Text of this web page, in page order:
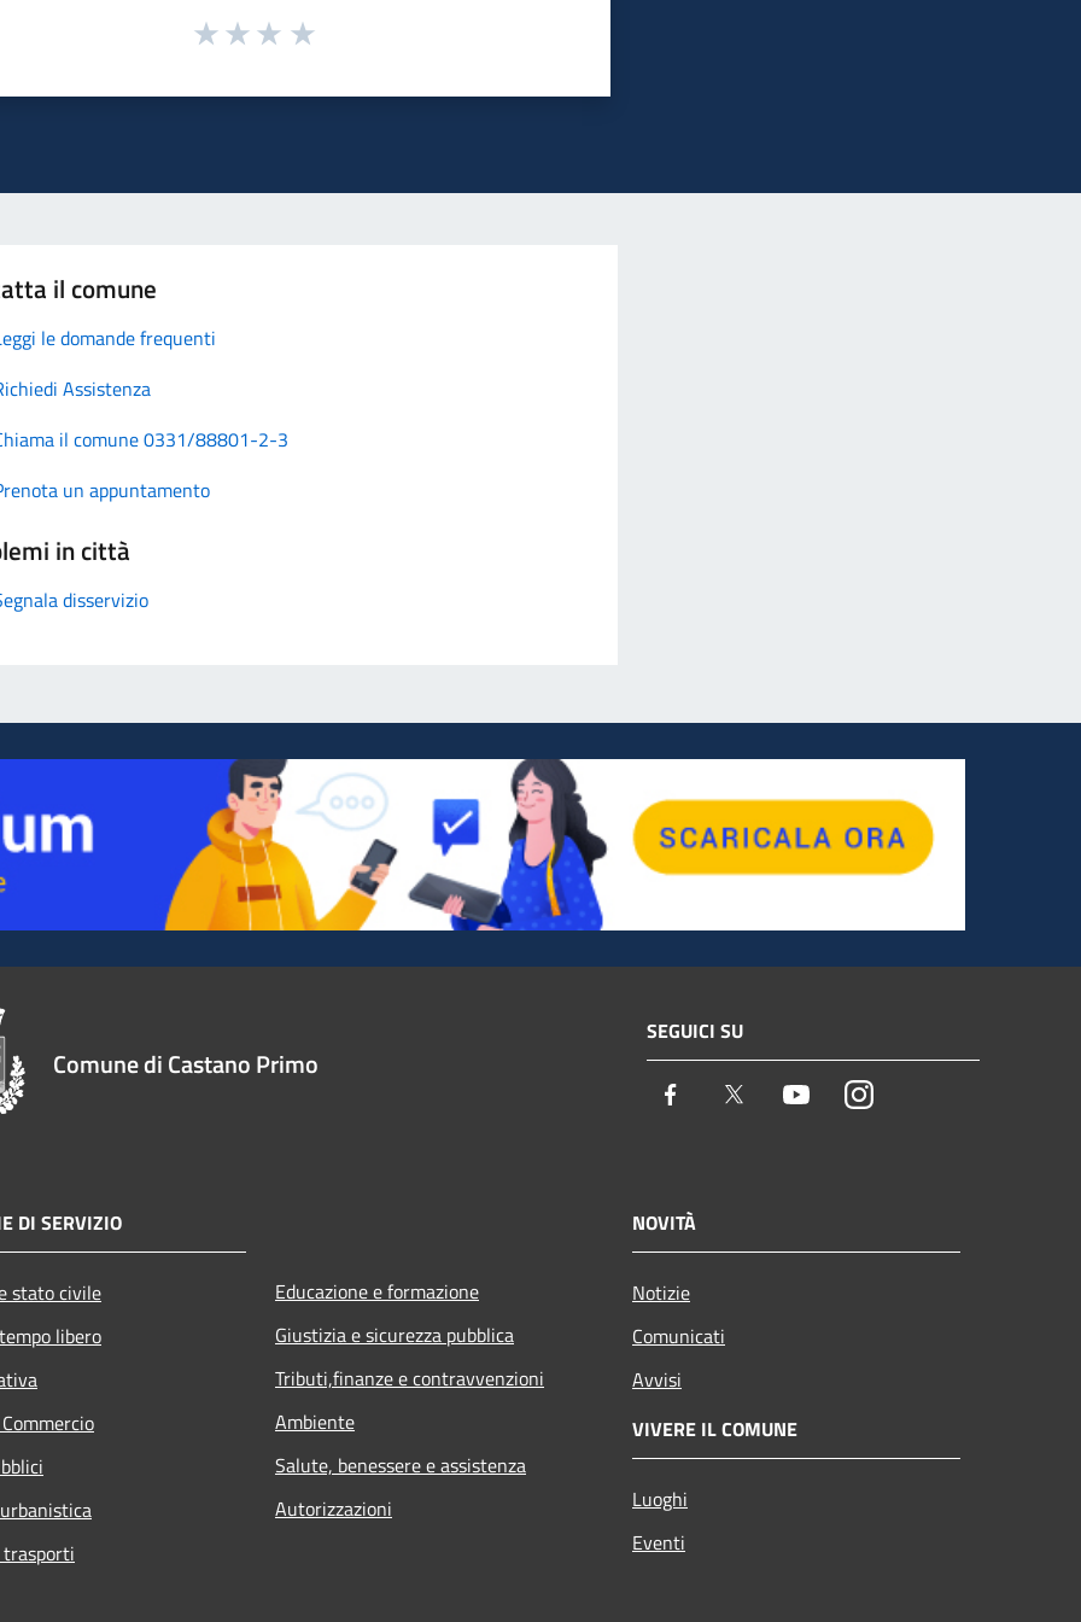
il comune
le domande frequenti
Assistenza
il comune 0331/88801-2-3
un appuntamento
in città
disservizio
Comune di Castano Primo
SEGUICI SU
Facebook Twitter YoutubeInstagram
DI SERVIZIO
stato civile
libero
Educazione e formazione
Giustizia e sicurezza pubblica
Tributi,finanze e contravvenzioni
Ambiente
Salute, benessere e assistenza
Autorizzazioni
NOVITÀ
Notizie
Comunicati
Avvisi
VIVERE IL COMUNE
Luoghi
Eventi